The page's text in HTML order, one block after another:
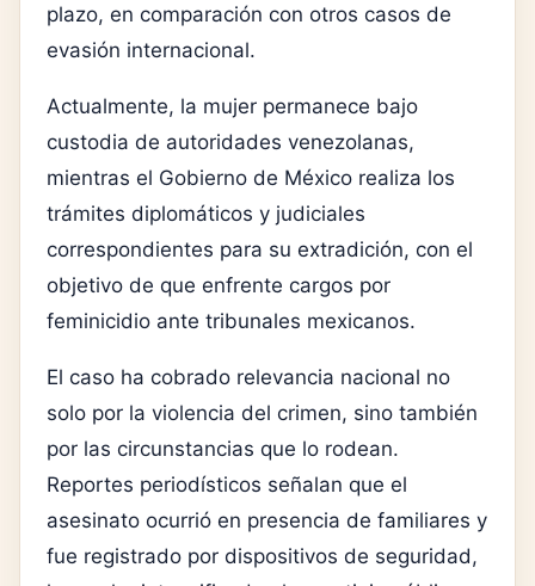
plazo, en comparación con otros casos de
evasión internacional.
Actualmente, la mujer permanece bajo
custodia de autoridades venezolanas,
mientras el Gobierno de México realiza los
trámites diplomáticos y judiciales
correspondientes para su extradición, con el
objetivo de que enfrente cargos por
feminicidio ante tribunales mexicanos.
El caso ha cobrado relevancia nacional no
solo por la violencia del crimen, sino también
por las circunstancias que lo rodean.
Reportes periodísticos señalan que el
asesinato ocurrió en presencia de familiares y
fue registrado por dispositivos de seguridad,